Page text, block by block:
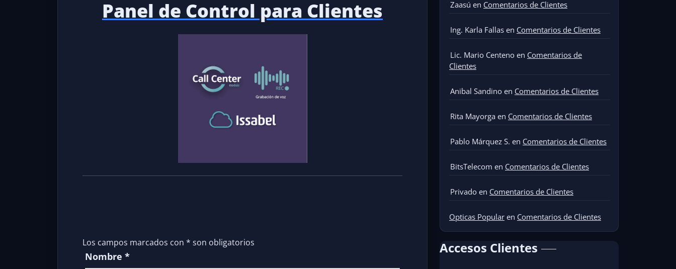
Panel de Control para Clientes
Los campos marcados con * son obligatorios
Nombre *
Zaasú en Comentarios de Clientes
Ing. Karla Fallas en Comentarios de Clientes
Lic. Mario Centeno en Comentarios de
Clientes
Anibal Sandino en Comentarios de Clientes
Rita Mayorga en Comentarios de Clientes
Pablo Márquez S. en Comentarios de Clientes
BitsTelecom en Comentarios de Clientes
Privado en Comentarios de Clientes
Opticas Popular en Comentarios de Clientes
Accesos Clientes